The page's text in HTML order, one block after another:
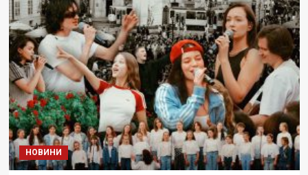
НОВИНИ